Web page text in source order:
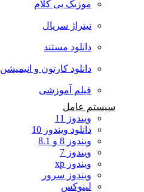
موزیک بی کلام
تیتراژ سریال
دانلود مستند
دانلود کارتون و انیمیشن
فیلم آموزشی
سیستم عامل
ویندوز 11
دانلود ویندوز 10
ویندوز 8 و 8.1
ویندوز 7
ویندوز xp
ویندوز سرور
لینوکس